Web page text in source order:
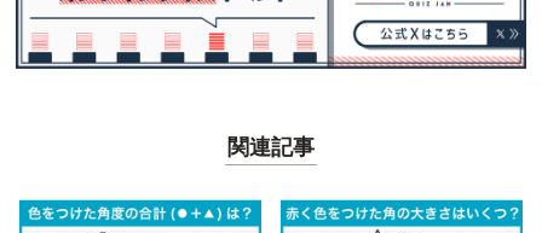
関連記事